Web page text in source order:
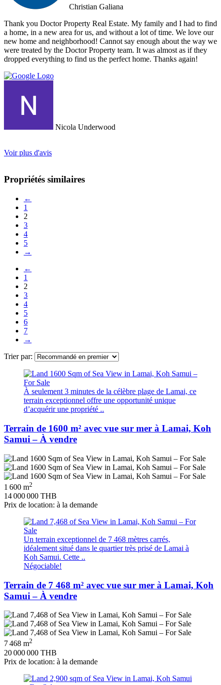
Christian Galiana
Thank you Doctor Property Real Estate. My family and I had to find
a home, in a new area for us, and without a lot of time. We love our
new home and neighborhood! Cannot say enough about the way we
were treated by the Doctor Property team. It was almost as if they
dropped everything to find us the perfect home. Thanks again!
Nicola Underwood
Voir plus d'avis
Propriétés similaires
←
1
2
3
4
5
→
←
1
2
3
4
5
6
7
→
Trier par:
À seulement 3 minutes de la célèbre plage de Lamai, ce
terrain exceptionnel offre une opportunité unique
d’acquérir une propriété ..
Terrain de 1600 m² avec vue sur mer à Lamai, Koh
Samui – À vendre
1 600 m2
14 000 000 THB
Prix de location: à la demande
Un terrain exceptionnel de 7 468 mètres carrés,
idéalement situé dans le quartier très prisé de Lamai à
Koh Samui. Cette ..
Négociable!
Terrain de 7 468 m² avec vue sur mer à Lamai, Koh
Samui – À vendre
7 468 m2
20 000 000 THB
Prix de location: à la demande